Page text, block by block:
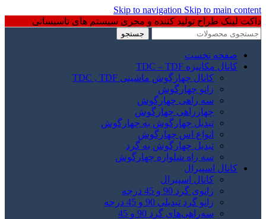
Skip to navigation Skip to main content
داکت لینک طراح تولید کننده و مجری سیستم های تاسیساتی
جستجو
صفحه نخست
کانال مکانیزه TDC – TDF
کانال چهارگوش ماشینی TDC , TDF
زانو چهارگوش
سه راهی چهارگوش
چهارراهی چهارگوش
تبدیل چهارگوش به چهارگوش
انواع اس چهارگوش
تبدیل چهارگوش به گرد
سه راه شلواره چهارگوش
کانال اسپیرال
کانال اسپیرال
زانوی گرد 90 و 45 درجه
زانو گرد تبدیلی 90 و 45 درجه
سه‌راهی‌های گرد 90 و 45